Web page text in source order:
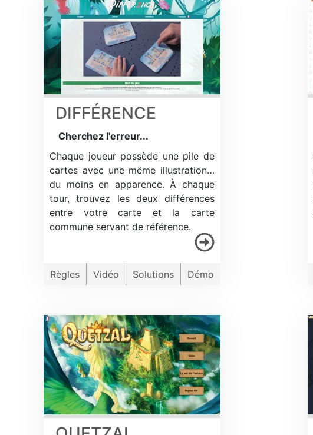
DIFFÉRENCE
Cherchez l'erreur...
Chaque joueur possède une pile de
cartes avec une même illustration…
du moins en apparence. À chaque
tour, trouvez les deux différences
entre votre carte et la carte
commune servant de référence.
Règles Vidéo Solutions Démo